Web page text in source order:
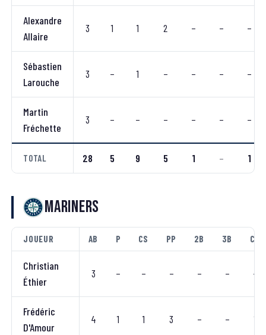
Alexandre
Allaire
3 1 1 2 – – –
Sébastien
Larouche
3 – 1 – – – –
Martin
Fréchette
3 – – – – – –
TOTAL 28 5 9 5 1 – 1
Mariners
JOUEUR AB P CS PP 2B 3B CC
Christian
Éthier
3 – – – – – –
Frédéric
D'Amour
4 1 1 3 – – 1